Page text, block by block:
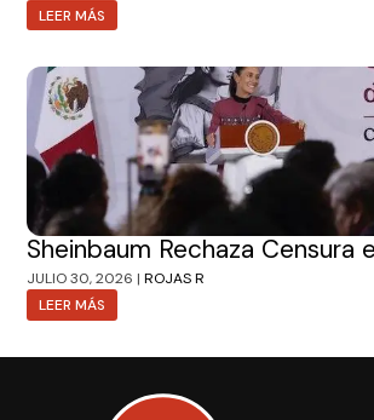
LEER MÁS
Sheinbaum Rechaza Censura
JULIO 30, 2026 |ROJAS R
LEER MÁS